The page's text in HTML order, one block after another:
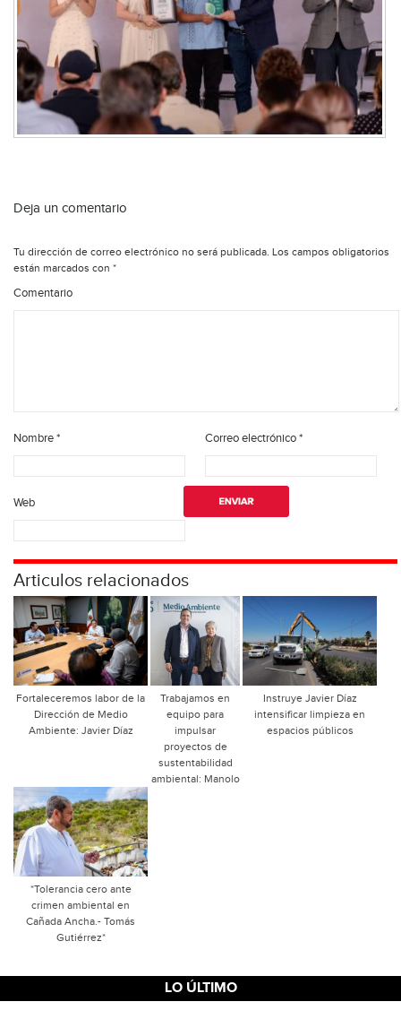
Deja un comentario
Tu dirección de correo electrónico no será publicada. Los campos obligatorios
están marcados con *
Comentario
Nombre* Correo electrónico*
Web
Articulos relacionados
Fortaleceremos labor de la
Dirección de Medio
Ambiente: Javier Díaz
Trabajamos en
equipo para
impulsar
proyectos de
sustentabilidad
ambiental: Manolo
Instruye Javier Díaz
intensificar limpieza en
espacios públicos
*Tolerancia cero ante
crimen ambiental en
Cañada Ancha.- Tomás
Gutiérrez*
LO ÚLTIMO